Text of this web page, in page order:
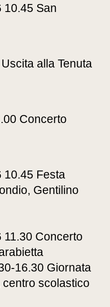
10.45 San
alla Tenuta
Concerto
10.45 Festa
Gentilino
11.30 Concerto
16.30 Giornata
scolastico